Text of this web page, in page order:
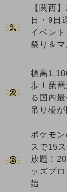
1
【関西
日・9日
イベン
祭り＆
2
標高
歩！琵琶
る国内
吊り橋が
3
ポケモ
スで15
放題！
ッズプ
始